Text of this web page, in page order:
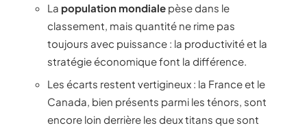
La population mondiale pèse dans le
classement, mais quantité ne rime pas
toujours avec puissance : la productivité et la
stratégie économique font la différence.
Les écarts restent vertigineux : la France et le
Canada, bien présents parmi les ténors, sont
encore loin derrière les deux titans que sont